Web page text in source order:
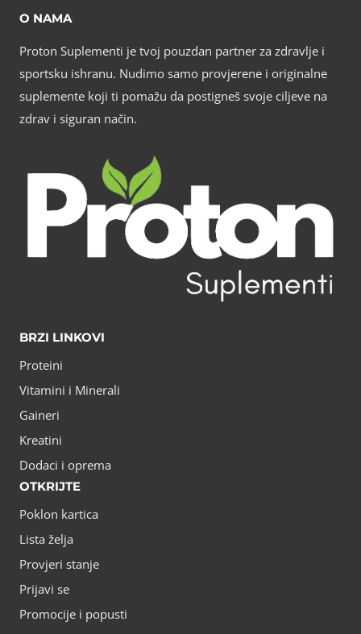
O NAMA
Proton Suplementi je tvoj pouzdan partner za zdravlje i
sportsku ishranu. Nudimo samo provjerene i originalne
suplemente koji ti pomažu da postigneš svoje ciljeve na
zdrav i siguran način.
BRZI LINKOVI
Proteini
Vitamini i Minerali
Gaineri
Kreatini
Dodaci i oprema
OTKRIJTE
Poklon kartica
Lista želja
Provjeri stanje
Prijavi se
Promocije i popusti